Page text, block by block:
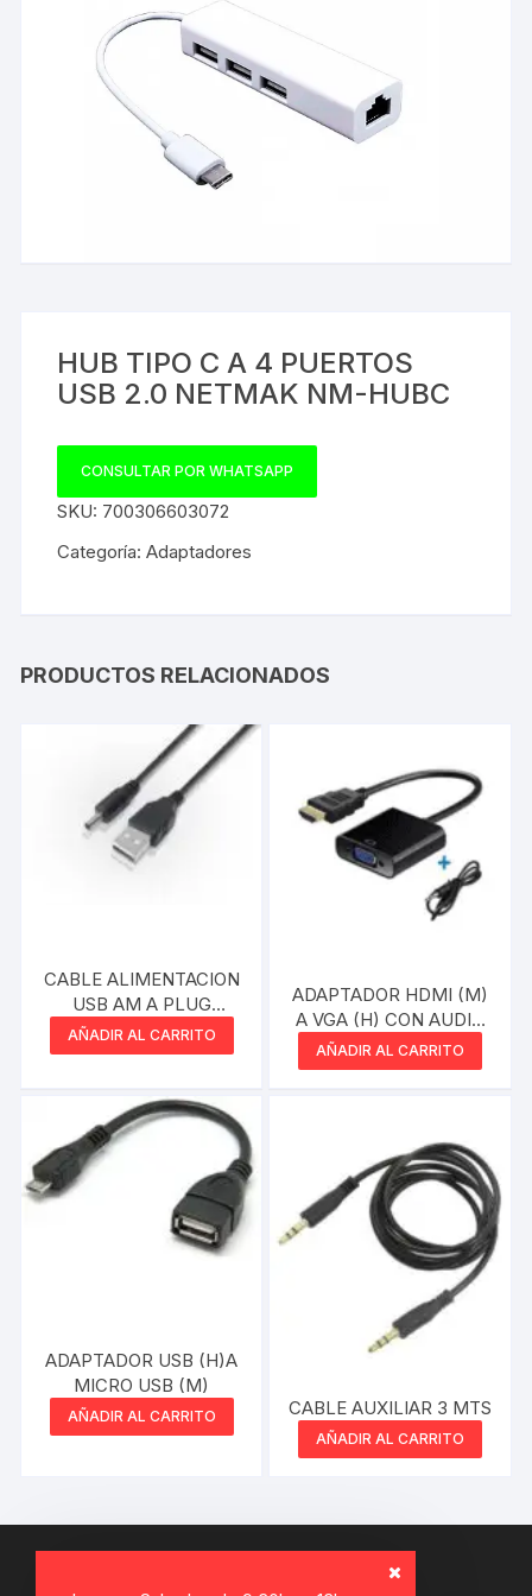
HUB TIPO C A 4 PUERTOS
USB 2.0 NETMAK NM-HUBC
CONSULTAR POR WHATSAPP
SKU: 700306603072
Categoría:Adaptadores
PRODUCTOS RELACIONADOS
CABLE ALIMENTACION
USB AM A PLUG
1.35MM DE 0.80MM
AÑADIR AL CARRITO
ADAPTADOR HDMI (M)
A VGA (H) CON AUDIO
NEGRO BLISTER SIN
MARCA
AÑADIR AL CARRITO
ADAPTADOR USB (H)A
MICRO USB (M)
AÑADIR AL CARRITO CABLE AUXILIAR 3 MTS
AÑADIR AL CARRITO